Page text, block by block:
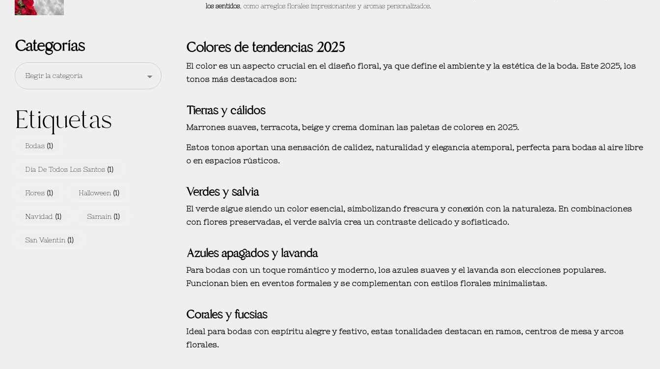
Categorías
Etiquetas
Bodas (1)
Día De Todos Los Santos (1)
Flores (1) Halloween (1)
Navidad (1) Samaín (1)
San Valentín (1)
los sentidos, como arreglos florales impresionantes y aromas personalizados.
Colores de tendencias 2025
El colores un aspecto crucial en el diseño floral, ya que define el ambiente y la estética de la boda. Este 2025, los
tonos más destacados son:
Tierras y cálidos
Marrones suaves, terracota, beige y crema dominan las paletas de colores en 2025.
Estos tonos aportan una sensación de calidez, naturalidad y elegancia atemporal, perfecta parabodas al aire libre
o en espacios rústicos.
Verdes y salvia
El verde sigue siendo un color esencial, simbolizando frescura y conexión con la naturaleza. En combinaciones
con flores preservadas, el verde salvia crea un contraste delicado y sofisticado.
Azules apagados y lavanda
Para bodas con un toque romántico y moderno, los azules suaves y el lavanda son elecciones populares.
Funcionan bien en eventos formalesy se complementan con estilos florales minimalistas.
Corales y fucsias
Ideal para bodas con espíritu alegre y festivo, estas tonalidades destacan en ramos, centros de mesa y arcos
florales.